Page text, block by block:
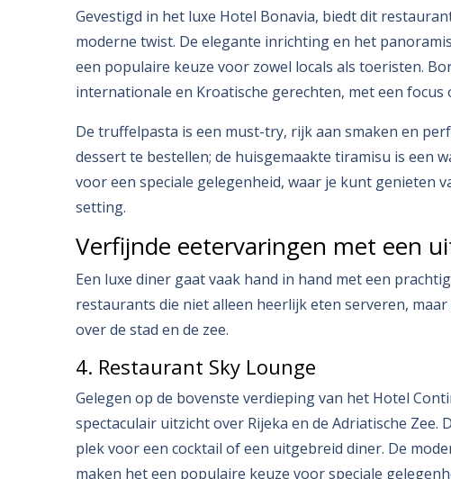
Gevestigd in het luxe Hotel Bonavia, biedt dit
moderne twist. De elegante inrichting en het
een populaire keuze voor zowel locals als toeristen.
internationale en Kroatische gerechten, met een
De truffelpasta is een must-try, rijk aan smaken en
dessert te bestellen; de huisgemaakte tiramisu is een
voor een speciale gelegenheid, waar je kunt genieten
setting.
Verfijnde eetervaringen met een
Een luxe diner gaat vaak hand in hand met een
restaurants die niet alleen heerlijk eten serveren,
over de stad en de zee.
4. Restaurant Sky Lounge
Gelegen op de bovenste verdieping van het Hotel
spectaculair uitzicht over Rijeka en de Adriatische
plek voor een cocktail of een uitgebreid diner. De
maken het een populaire keuze voor speciale